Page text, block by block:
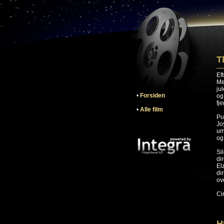
• Forsiden
• Alle film